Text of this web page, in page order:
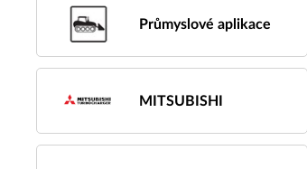
Průmyslové aplikace
MITSUBISHI